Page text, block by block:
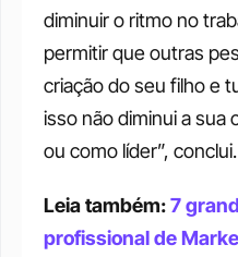
diminuir o ritmo no
permitir que outras
criação do seu filho e
isso não diminui a sua
ou como líder”, conclui.
Leia também: 7
profissional de